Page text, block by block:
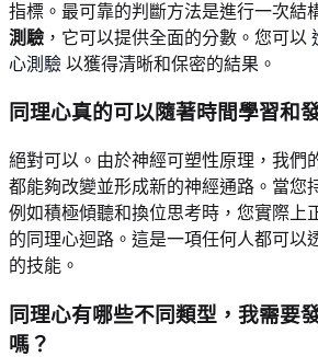
指標。最可靠的判斷方法是進行一次結
測驗 ，它可以提供全面的分數。您可以
心測驗 以獲得清晰和保密的結果。
同理心真的可以隨著時間學習和
絕對可以。由於神經可塑性原理，我們
都能夠改變並形成新的神經通路。當您
例如積極傾聽和換位思考時，您實際上
的同理心迴路。這是一項任何人都可以
的技能。
同理心有哪些不同類型，我需要
嗎？